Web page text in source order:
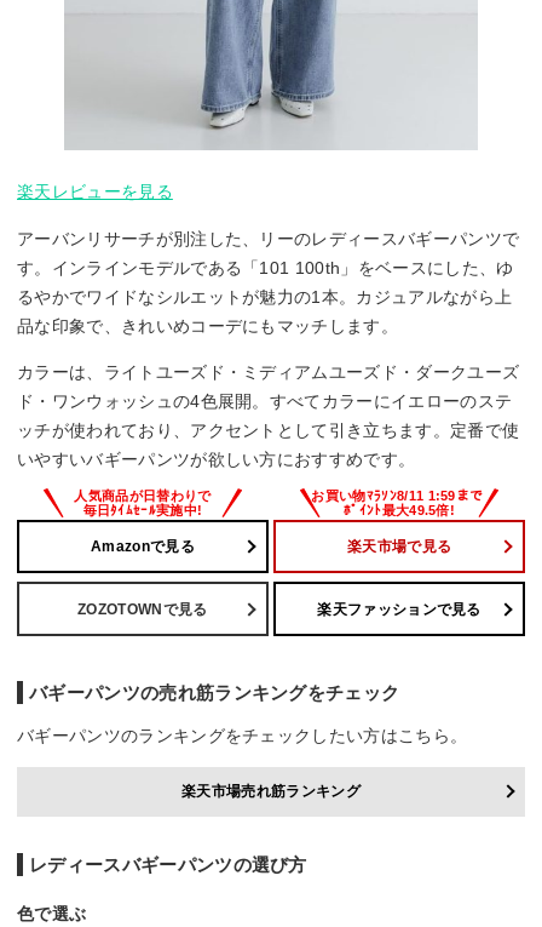
楽天レビューを見る
アーバンリサーチが別注した、リーのレディースバギーパンツで
す。インラインモデルである「101 100th」をベースにした、ゆ
るやかでワイドなシルエットが魅力の1本。カジュアルながら上
品な印象で、きれいめコーデにもマッチします。
カラーは、ライトユーズド・ミディアムユーズド・ダークユーズ
ド・ワンウォッシュの4色展開。すべてカラーにイエローのステ
ッチが使われており、アクセントとして引き立ちます。定番で使
いやすいバギーパンツが欲しい方におすすめです。
Amazonで見る 楽天市場で見る
ZOZOTOWNで見る 楽天ファッションで見る
バギーパンツの売れ筋ランキングをチェック
バギーパンツのランキングをチェックしたい方はこちら。
楽天市場売れ筋ランキング
レディースバギーパンツの選び方
色で選ぶ